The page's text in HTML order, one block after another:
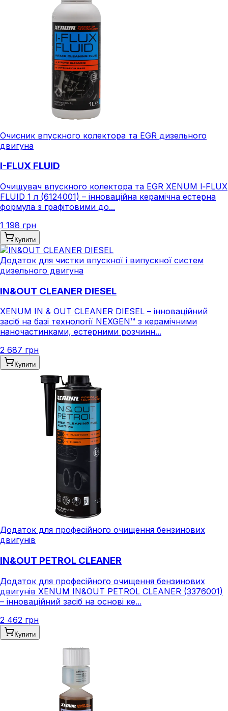
Очисник впускного колектора та EGR дизельного
двигуна
I-FLUX FLUID
Очищувач впускного колектора та EGR XENUM I‑FLUX
FLUID 1 л (6124001) – інноваційна керамічна естерна
формула з графітовими до...
1 198 грн
Купити
Додаток для чистки впускної і випускної систем
дизельного двигуна
IN&OUT CLEANER DIESEL
XENUM IN & OUT CLEANER DIESEL – інноваційний
засіб на базі технології NEXGEN™ з керамічними
наночастинками, естерними розчинн...
2 687 грн
Купити
Додаток для професійного очищення бензинових
двигунів
IN&OUT PETROL CLEANER
Додаток для професійного очищення бензинових
двигунів XENUM IN&OUT PETROL CLEANER (3376001)
– інноваційний засіб на основі ке...
2 462 грн
Купити